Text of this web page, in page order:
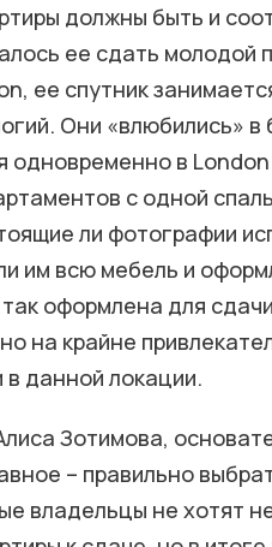
должны быть и
ее сдать молодой
ее спутник
Они «влюбились»
одновременно в
с одной
ли фотографии
им всю мебель и
оформлена для
на крайне
в данной локации.
Зотимова,
– правильно
владельцы не хотят